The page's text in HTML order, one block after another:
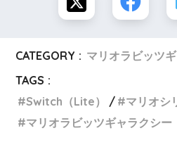
CATEGORY : マリオラビッツ
TAGS :
Switch（Lite）
マリオシ
マリオラビッツギャラクシー